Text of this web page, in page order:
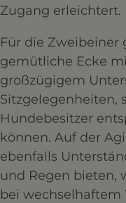
Zugang erleichtert.
Für die Zweibeiner
gemütliche Ecke
großzügigem
Sitzgelegenheiten,
Hundebesitzer
können. Auf der
ebenfalls
und Regen bieten,
bei